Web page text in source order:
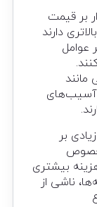
بر قیمت
دارند
عوامل
آسیب‌های
بر
بیشتری
ناشی از